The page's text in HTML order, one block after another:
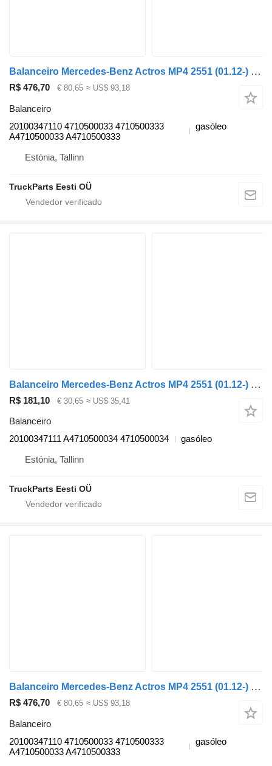
Balanceiro Mercedes-Benz Actros MP4 2551 (01.12-) 20100347110 para camião tractor Mercedes-Benz Actros MP4 Antos Arocs (2012-)
R$ 476,70 € 80,65 ≈ US$ 93,18
Balanceiro
20100347110 4710500033 4710500333
A4710500033 A4710500333
gasóleo
Estónia, Tallinn
TruckParts Eesti OÜ
Balanceiro Mercedes-Benz Actros MP4 2551 (01.12-) 20100347111 para camião tractor Mercedes-Benz Actros MP4 Antos Arocs (2012-)
R$ 181,10 € 30,65 ≈ US$ 35,41
Balanceiro
20100347111 A4710500034 4710500034
gasóleo
Estónia, Tallinn
TruckParts Eesti OÜ
Balanceiro Mercedes-Benz Actros MP4 2551 (01.12-) 20100347110 para camião tractor Mercedes-Benz Actros MP4 Antos Arocs (2012-)
R$ 476,70 € 80,65 ≈ US$ 93,18
Balanceiro
20100347110 4710500033 4710500333
A4710500033 A4710500333
gasóleo